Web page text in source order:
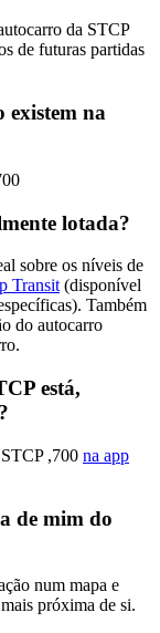
da STCP
de futuras partidas
existem na
lotada?
sobre os níveis de
Transit (disponível
Também
do autocarro
está,
,700 na app
de mim do
num mapa e
próxima de si.